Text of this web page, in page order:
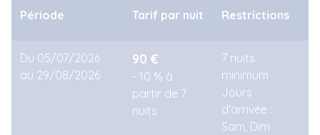
Période Tarif par nuit Restrictions
Du 05/07/2026
au 29/08/2026
90 €
- 10 % à
partir de 7
nuits
7 nuits
minimum
Jours
d'arrivée :
Sam, Dim